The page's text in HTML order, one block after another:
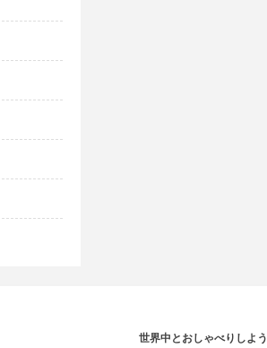
世界中とおしゃべりしよう